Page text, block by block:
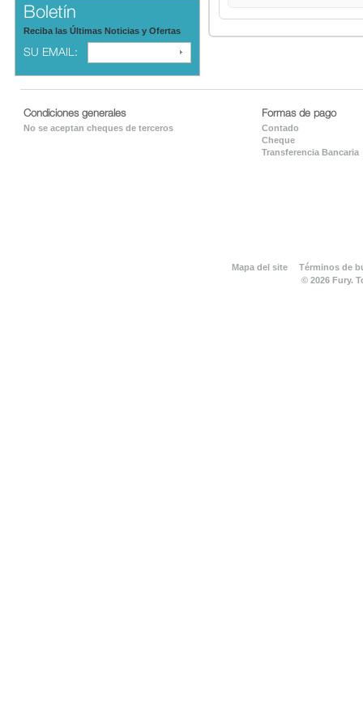
Boletín
Reciba las Últimas Noticias y Ofertas
SU EMAIL:
Condiciones generales
No se aceptan cheques de terceros
Formas de pago
Contado
Cheque
Transferencia Bancaria
Mapa del site
Términos de
© 2026 Fury.